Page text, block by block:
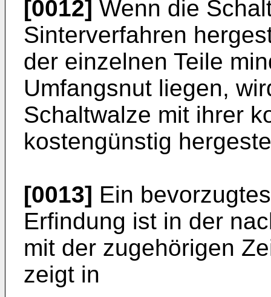
[0012] Wenn die
Sinterverfahren
der einzelnen Teile
Umfangsnut liegen,
Schaltwalze mit ihrer
kostengünstig
[0013] Ein
Erfindung ist in der
mit der zugehörigen
zeigt in